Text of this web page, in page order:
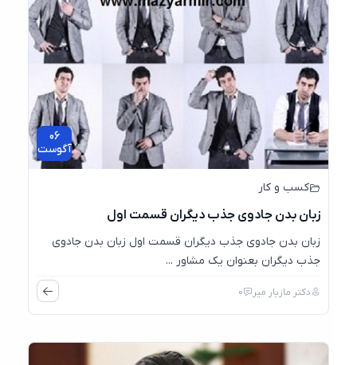
06
آگوست
کسب و کار
زبان بدن جادوی جذب دیگران قسمت اول
زبان بدن جادوی جذب دیگران قسمت اول زبان بدن جادوی
جذب دیگران بعنوان یک مشاور ...
دکتر مازیار میر 0